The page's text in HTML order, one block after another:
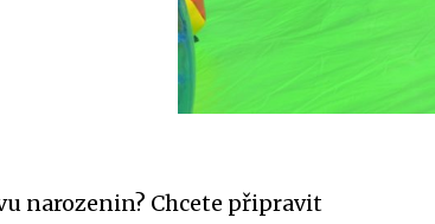
narozenin? Chcete připravit